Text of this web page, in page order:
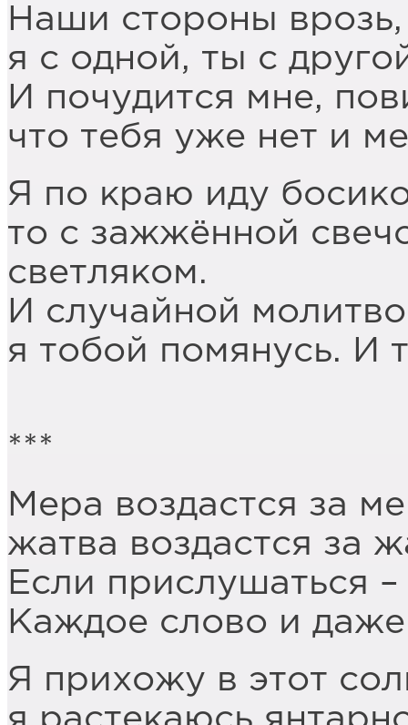
Наши стороны
я с одной, ты с
И почудится мне,
что тебя уже нет и
Я по краю иду
то с зажжённой
светляком.
И случайной
я тобой помянусь. И
***
Мера воздастся за
жатва воздастся за
Если прислушаться
Каждое слово и даже
Я прихожу в этот